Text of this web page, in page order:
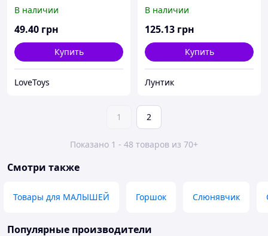
В наличии
49.40 грн
Купить
LoveToys
В наличии
125.13 грн
Купить
Лунтик
1 2
Показано 1 - 48 товаров из 70+
Смотри также
Товары для МАЛЫШЕЙ Горшок Слюнявчик
Популярные производители